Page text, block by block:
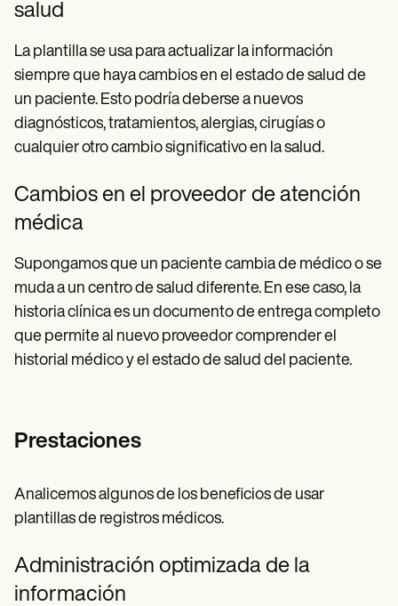
salud
La plantilla se usa para actualizar la información
siempre que haya cambios en el estado de salud de
un paciente. Esto podría deberse a nuevos
diagnósticos, tratamientos, alergias, cirugías o
cualquier otro cambio significativo en la salud.
Cambios en el proveedor de atención
médica
Supongamos que un paciente cambia de médico o se
muda a un centro de salud diferente. En ese caso, la
historia clínica es un documento de entrega completo
que permite al nuevo proveedor comprender el
historial médico y el estado de salud del paciente.
Prestaciones
Analicemos algunos de los beneficios de usar
plantillas de registros médicos.
Administración optimizada de la
información